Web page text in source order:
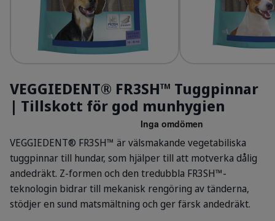
VEGGIEDENT® FR3SH™ Tuggpinnar
| Tillskott för god munhygien
VEGGIEDENT® FR3SH™ är välsmakande vegetabiliska
tuggpinnar till hundar, som hjälper till att motverka dålig
andedräkt. Z-formen och den tredubbla FR3SH™-
teknologin bidrar till mekanisk rengöring av tänderna,
stödjer en sund matsmältning och ger färsk andedräkt.